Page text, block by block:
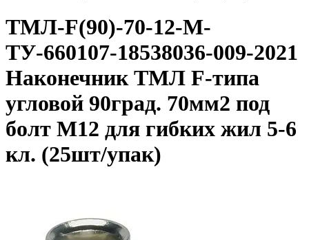
ТМЛ-F(90)-70-12-М-
ТУ-660107-18538036-009-2021
Наконечник ТМЛ F-типа
угловой 90град. 70мм2 под
болт М12 для гибких жил 5-6
кл. (25шт/упак)